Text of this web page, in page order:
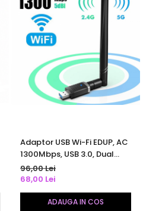
Adaptor USB Wi-Fi EDUP, AC
1300Mbps, USB 3.0, Dual
Band 5Ghz /2,4Ghz,
802.11ac, antena externa 5
dBi
96,00 Lei
68,00 Lei
ADAUGA IN COS